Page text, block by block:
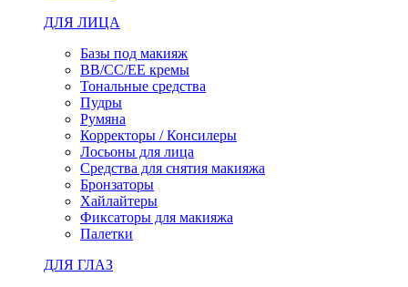
ДЛЯ ЛИЦА
Базы под макияж
BB/CC/EE кремы
Тональные средства
Пудры
Румяна
Корректоры / Консилеры
Лосьоны для лица
Средства для снятия макияжа
Бронзаторы
Хайлайтеры
Фиксаторы для макияжа
Палетки
ДЛЯ ГЛАЗ